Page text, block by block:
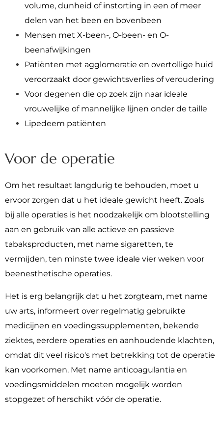
volume, dunheid of instorting in een of meer
delen van het been en bovenbeen
Mensen met X-been-, O-been- en O-
beenafwijkingen
Patiënten met agglomeratie en overtollige huid
veroorzaakt door gewichtsverlies of veroudering
Voor degenen die op zoek zijn naar ideale
vrouwelijke of mannelijke lijnen onder de taille
Lipedeem patiënten
Voor de operatie
Om het resultaat langdurig te behouden, moet u
ervoor zorgen dat u het ideale gewicht heeft. Zoals
bij alle operaties is het noodzakelijk om blootstelling
aan en gebruik van alle actieve en passieve
tabaksproducten, met name sigaretten, te
vermijden, ten minste twee ideale vier weken voor
beenesthetische operaties.
Het is erg belangrijk dat u het zorgteam, met name
uw arts, informeert over regelmatig gebruikte
medicijnen en voedingssupplementen, bekende
ziektes, eerdere operaties en aanhoudende klachten,
omdat dit veel risico's met betrekking tot de operatie
kan voorkomen. Met name anticoagulantia en
voedingsmiddelen moeten mogelijk worden
stopgezet of herschikt vóór de operatie.